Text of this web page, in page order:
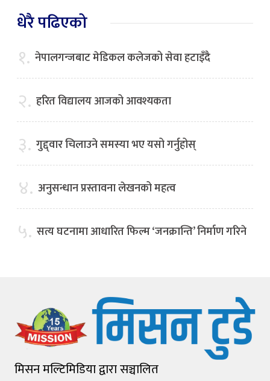
धेरै पढिएको
१. नेपालगन्जबाट मेडिकल कलेजको सेवा हटाइँदै
२. हरित विद्यालय आजको आवश्यकता
३. गुद्द्वार चिलाउने समस्या भए यसो गर्नुहोस्
४. अनुसन्धान प्रस्तावना लेखनको महत्व
५. सत्य घटनामा आधारित फिल्म ‘जनक्रान्ति’ निर्माण गरिने
मिसन मल्टिमिडिया द्वारा सञ्चालित